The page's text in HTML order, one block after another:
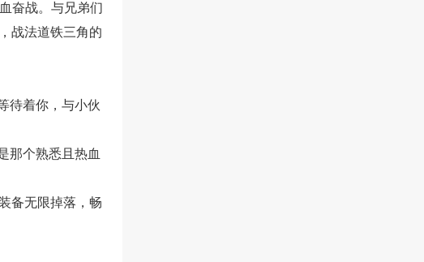
奋战。与兄弟们
战法道铁三角的
待着你，与小伙
那个熟悉且热血
备无限掉落，畅